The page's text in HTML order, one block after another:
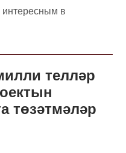
в
телләр
төзәтмәләр